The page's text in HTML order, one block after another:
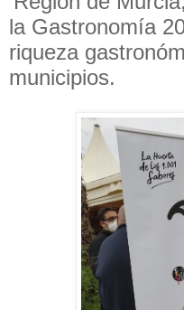
la Gastronomía
riqueza
municipios.